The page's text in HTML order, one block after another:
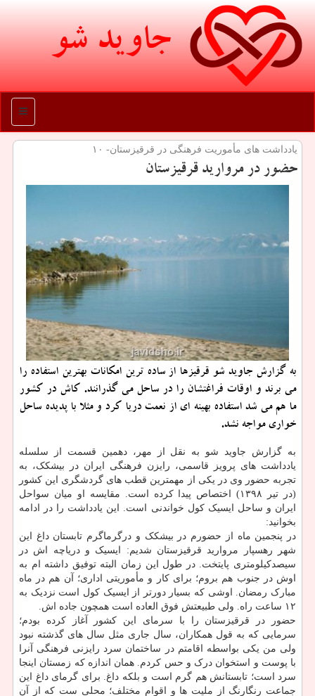
جاوید شو
منو
یادداشت های مأموریت فرهنگی در قرقیزستان- ۱۰
حضور در مروارید قرقیزستان
به گزارش جاوید شو قرقیزها از ساده ترین امكانات بهترین استفاده را
می برند و اوقات فراغتشان را در ساحل می گذرانند. كاش در كشور
ما هم می شد استفاده بهینه ای از نعمت دریا كرد و مثلا با پدیده ساحل
خواری مواجه نشد.
به گزارش جاوید شو به نقل از مهر، دهمین قسمت از سلسله
یادداشت های پرویز قاسمی، رایزن فرهنگی ایران در بیشکک، به
تجربه حضور وی در یکی از مهمترین قطب های گردشگری این کشور
(در تیر ۱۳۹۸) اختصاص پیدا کرده است. مقایسه او میان سواحل
ایران و ساحل ایسیک کول خواندنی است. این یادداشت را در ادامه
بخوانید:
در پنجمین ماه از حضورم در بیشکک و درگرماگرم تابستان داغ این
شهر رهسپار مروارید قرقیزستان شدیم: ایسیک و دریاچه اش در
سیصدکیلومتری پایتخت. در طول این زمان البته توفیق داشته ام به
اوش در جنوب هم بروم؛ برای کار و مأموریتی اداری؛ آن هم در ماه
مبارک رمضان. اوشی که بسیار دورتر از ایسیک کول است نزدیک به
۱۲ ساعت راه. ولی طبیعتش فوق العاده است همچون جاده اش.
حضور در قرقیزستان را با سرمای این کشور آغاز کرده بودم؛
سرمایی که به قول همکاران، سال جاری مثل سال های گذشته نبود
ولی من یکی بواسطه اقامتم در ساختمان سرد رایزنی فرهنگی آنرا
با پوست و استخوان درک و حس کردم. همان اندازه که زمستان اینجا
سرد است؛ تابستانش هم گرم است و بلکه داغ. برای گرمای داغ این
جماعت رنگارنگ از ملیت ها و اقوام مختلف؛ محلی ست که از آن